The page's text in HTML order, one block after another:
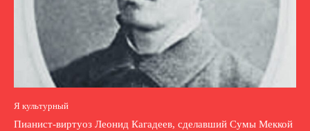
Я культурный
Пианист-виртуоз Леонид Кагадеев, сделавший Сумы Меккой